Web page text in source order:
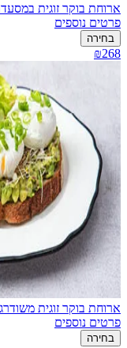
ארוחת בוקר זוגית
פרטים נוספים
בחירה
₪268
ארוחת בוקר זוגית
פרטים נוספים
בחירה